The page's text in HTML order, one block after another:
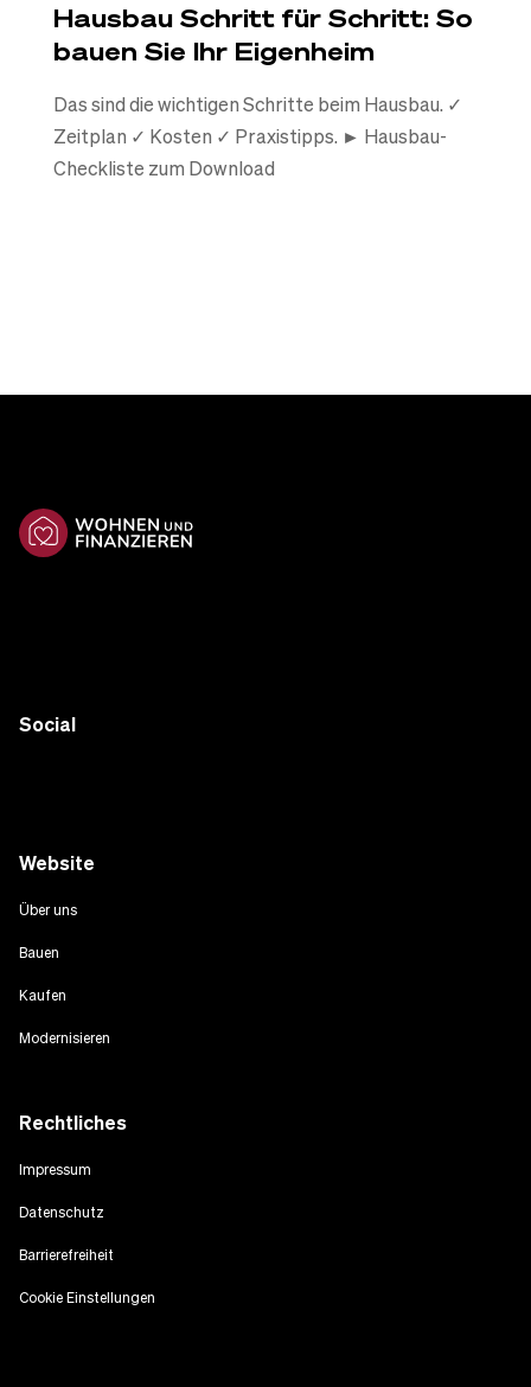
Hausbau Schritt für Schritt: So
bauen Sie Ihr Eigenheim
Das sind die wichtigen Schritte beim Hausbau. ✓
Zeitplan ✓ Kosten ✓ Praxistipps. ► Hausbau-
Checkliste zum Download
Website
Über uns
Bauen
Kaufen
Modernisieren
Rechtliches
Impressum
Datenschutz
Barrierefreiheit
Cookie Einstellungen
Social